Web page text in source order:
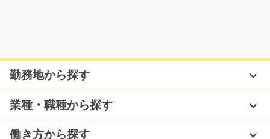
製造スタッフ ビジネス用の棚の製造/t03_00385
装するお仕事です。…
長期（3ヶ月以上）
時給1100円～
勤務地から探す
業種・職種から探す
働き方から探す